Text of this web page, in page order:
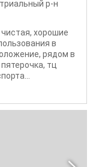
р-н
хорошие
в
рядом в
тц